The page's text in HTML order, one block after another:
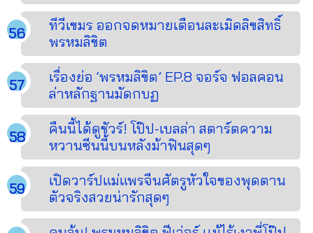
ทีวีเขมร ออกจดหมายเตือนละเมิดลิขสิทธิ์
พรหมลิขิต
เรื่องย่อ ‘พรหมลิขิต’ EP.8 จอร์จ ฟอลคอน
ล่าหลักฐานมัดกบฏ
คืนนี้ได้ดูชัวร์! โป๊ป-เบลล่า สตาร์ตความ
หวานซีนนี้บนหลังม้าฟินสุดๆ
เปิดวาร์ปแม่แพรจีนศัตรูหัวใจของพุดตาน
ตัวจริงสวยน่ารักสุดๆ